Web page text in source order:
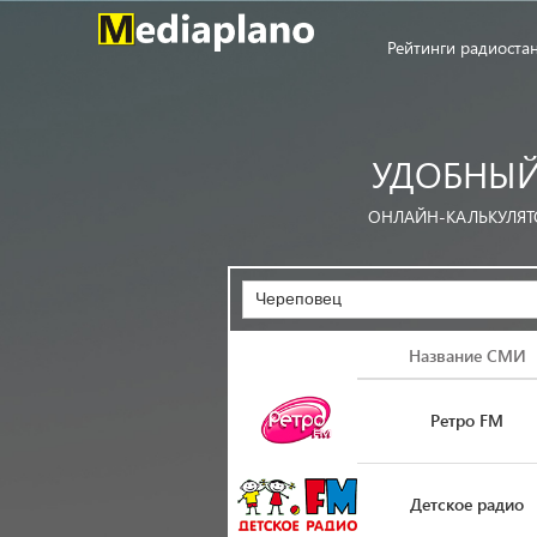
Рейтинги
ОНЛАЙН-
Череповец
Название СМИ
Ретро FM
Детское радио